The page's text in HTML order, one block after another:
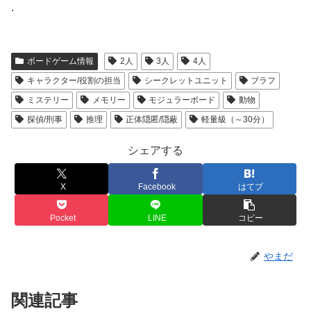
.
ボードゲーム情報 2人 3人
4人
キャラクター/役割の担当
シークレットユニット
ブラフ
ミステリー
メモリー モジュラーボード
動物
探偵/刑事
推理 正体隠匿/隠蔽 軽量級（～30分）
シェアする
X Facebook はてブ
Pocket LINE コピー
やまだ
関連記事